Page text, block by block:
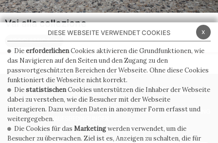
Vai alla collezione
NEOCLASSICA
PRIVACY POLICY COOKIE POLICY
ALLGEMEINE
VERKAUFSBEDINGUNGEN
WHISTLEBLOWING
x
DIESE WEBSEITE VERWENDET COOKIES
DieerforderlichenCookies aktivieren die Grundfunktionen, wie
das Navigieren auf den Seiten und den Zugang zu den
passwortgeschützten Bereichen der Webseite. Ohne diese Cookies
funktioniert die Webseite nicht korrekt.
DiestatistischenCookies unterstützen die Inhaber der Webseite
dabei zu verstehen, wie die Besucher mit der Webseite
interagieren. Dazu werden Daten in anonymer Form erfasst und
weitergegeben.
Die Cookies für das Marketingwerden verwendet, um die
Besucher zu überwachen. Ziel ist es, Anzeigen zu schalten, die für